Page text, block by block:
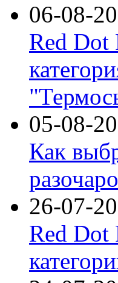
06-08-
Red Dot
05-08-
Как
26-07-
Red Dot